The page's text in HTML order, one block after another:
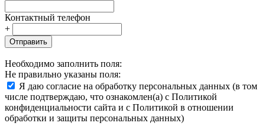
Контактный телефон
+
Отправить
Необходимо заполнить поля:
Не правильно указаны поля:
Я даю согласие на обработку персональных данных (в том
числе подтверждаю, что ознакомлен(а) с Политикой
конфиденциальности сайта и с Политикой в отношении
обработки и защиты персональных данных)